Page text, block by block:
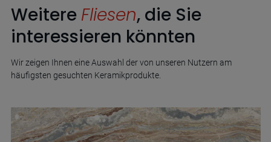
Weitere Fliesen, die Sie
interessieren könnten
Wir zeigen Ihnen eine Auswahl der von unseren Nutzern am
häufigsten gesuchten Keramikprodukte.